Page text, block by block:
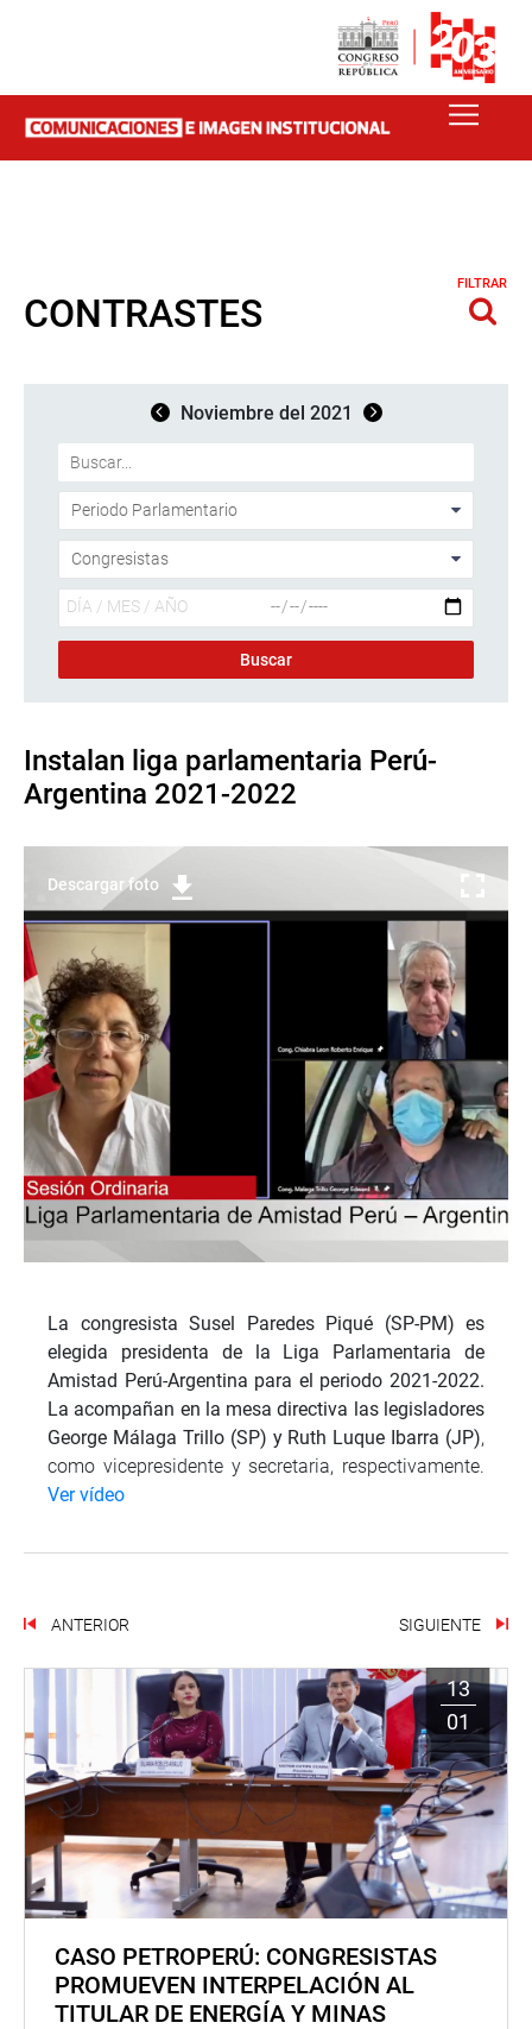
CONTRASTES
FILTRAR
Noviembre del 2021
Instalan liga parlamentaria Perú-
Argentina 2021-2022
Descargar foto
La congresista Susel Paredes Piqué (SP-PM) es
elegida presidenta de la Liga Parlamentaria de
Amistad Perú-Argentina para el periodo 2021-2022.
La acompañan en la mesa directiva las legisladores
George Málaga Trillo (SP) y Ruth Luque Ibarra (JP),
como vicepresidente y secretaria, respectivamente.
Ver vídeo
ANTERIOR SIGUIENTE
13
01
CASO PETROPERÚ: CONGRESISTAS
PROMUEVEN INTERPELACIÓN AL
TITULAR DE ENERGÍA Y MINAS